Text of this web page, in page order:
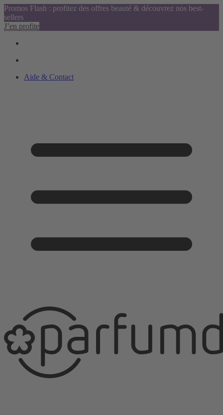
Promos Flash : profitez des offres beauté & découvrez nos best-
sellers
J’en profite
Aide & Contact